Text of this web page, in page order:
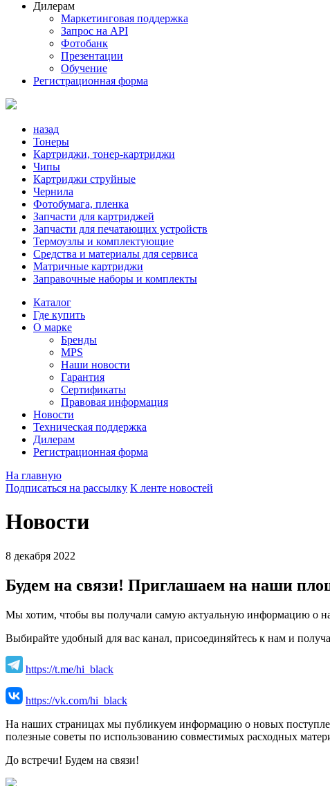
Дилерам
Маркетинговая поддержка
Запрос на API
Фотобанк
Презентации
Обучение
Регистрационная форма
назад
Тонеры
Картриджи, тонер-картриджи
Чипы
Картриджи струйные
Чернила
Фотобумага, пленка
Запчасти для картриджей
Запчасти для печатающих устройств
Термоузлы и комплектующие
Средства и материалы для сервиса
Матричные картриджи
Заправочные наборы и комплекты
Каталог
Где купить
О марке
Бренды
MPS
Наши новости
Гарантия
Сертификаты
Правовая информация
Новости
Техническая поддержка
Дилерам
Регистрационная форма
На главную
Подписаться на рассылку К ленте новостей
Новости
8 декабря 2022
Будем на связи! Приглашаем на наши
Мы хотим, чтобы вы получали самую актуальную информацию о
Выбирайте удобный для вас канал, присоединяйтесь к нам и
https://t.me/hi_black
https://vk.com/hi_black
На наших страницах мы публикуем информацию о новых
полезные советы по использованию совместимых расходных
До встречи! Будем на связи!